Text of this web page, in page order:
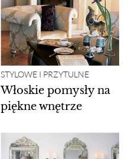
STYLOWE I PRZYTULNE
Włoskie pomysły na
piękne wnętrze